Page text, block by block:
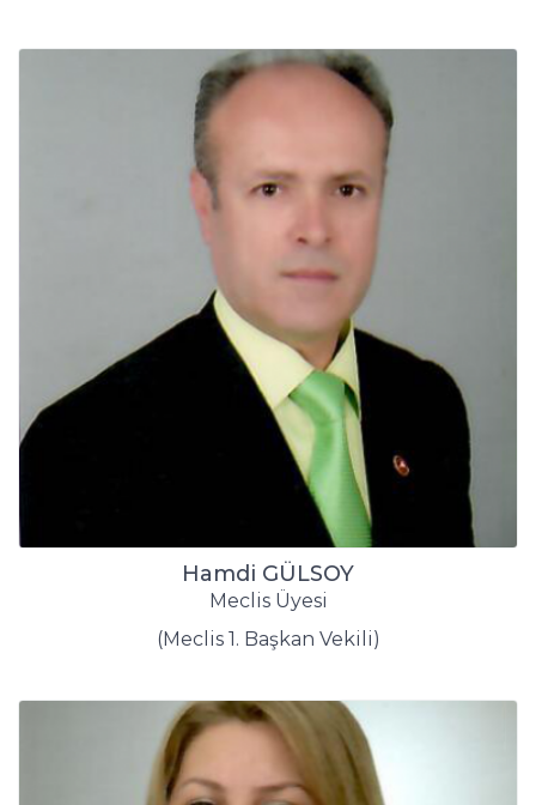
Hamdi GÜLSOY
Meclis Üyesi
(Meclis 1. Başkan Vekili)